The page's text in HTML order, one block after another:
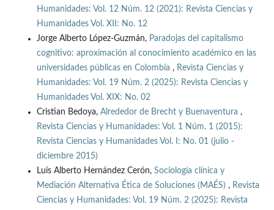
Humanidades: Vol. 12 Núm. 12 (2021): Revista Ciencias y
Humanidades Vol. XII: No. 12
Jorge Alberto López-Guzmán, Paradojas del capitalismo
cognitivo: aproximación al conocimiento académico en las
universidades públicas en Colombia , Revista Ciencias y
Humanidades: Vol. 19 Núm. 2 (2025): Revista Ciencias y
Humanidades Vol. XIX: No. 02
Cristian Bedoya, Alrededor de Brecht y Buenaventura ,
Revista Ciencias y Humanidades: Vol. 1 Núm. 1 (2015):
Revista Ciencias y Humanidades Vol. I: No. 01 (julio -
diciembre 2015)
Luis Alberto Hernández Cerón, Sociología clínica y
Mediación Alternativa Ética de Soluciones (MAÉS) , Revista
Ciencias y Humanidades: Vol. 19 Núm. 2 (2025): Revista